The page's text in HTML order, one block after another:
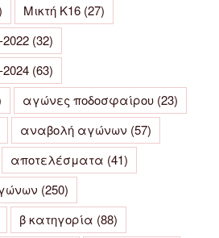
Μικτή Κ16 (27)
(32)
(63)
αγώνες ποδοσφαίρου (23)
αναβολή αγώνων (57)
αποτελέσματα (41)
(250)
β κατηγορία (88)